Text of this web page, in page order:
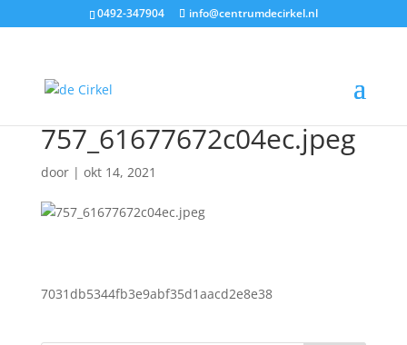
0492-347904 info@centrumdecirkel.nl
757_61677672c04ec.jpeg
door | okt 14, 2021
7031db5344fb3e9abf35d1aacd2e8e38